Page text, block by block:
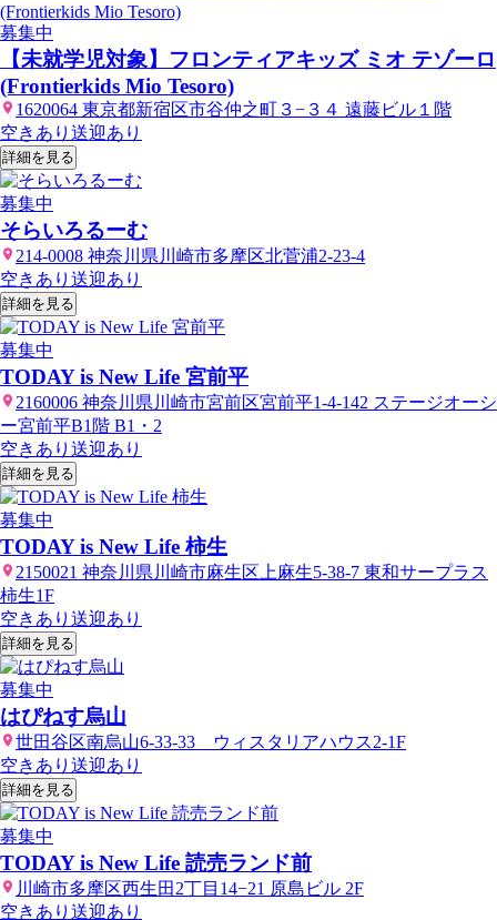
募集中
【未就学児対象】フロンティアキッズ ミオ テゾーロ
(Frontierkids Mio Tesoro)
1620064 東京都新宿区市谷仲之町３−３４ 遠藤ビル１階
空きあり 送迎あり
詳細を見る
募集中
そらいろるーむ
214-0008 神奈川県川崎市多摩区北菅浦2-23-4
空きあり 送迎あり
詳細を見る
募集中
TODAY is New Life 宮前平
2160006 神奈川県川崎市宮前区宮前平1-4-142 ステージオーシ
ー宮前平B1階 B1・2
空きあり 送迎あり
詳細を見る
募集中
TODAY is New Life 柿生
2150021 神奈川県川崎市麻生区上麻生5-38-7 東和サープラス
柿生1F
空きあり 送迎あり
詳細を見る
募集中
はぴねす烏山
世田谷区南烏山6-33-33 ウィスタリアハウス2-1F
空きあり 送迎あり
詳細を見る
募集中
TODAY is New Life 読売ランド前
川崎市多摩区西生田2丁目14−21 原島ビル 2F
空きあり 送迎あり